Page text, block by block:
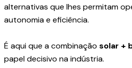
alternativas que lhes permitam
autonomia e eficiência.
É aqui que a combinação solar +
papel decisivo na indústria.